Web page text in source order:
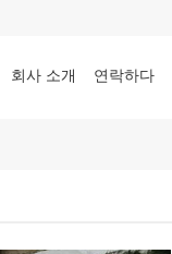
회사 소개 연락하다